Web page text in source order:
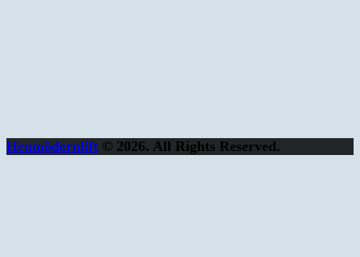
Heumödernlift © 2026. All Rights Reserved.